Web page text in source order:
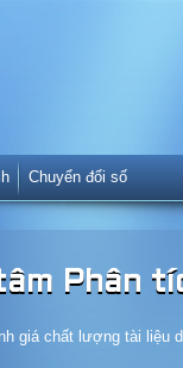
Phân
giá chất lượng tài liệu
Chuyển đổi số